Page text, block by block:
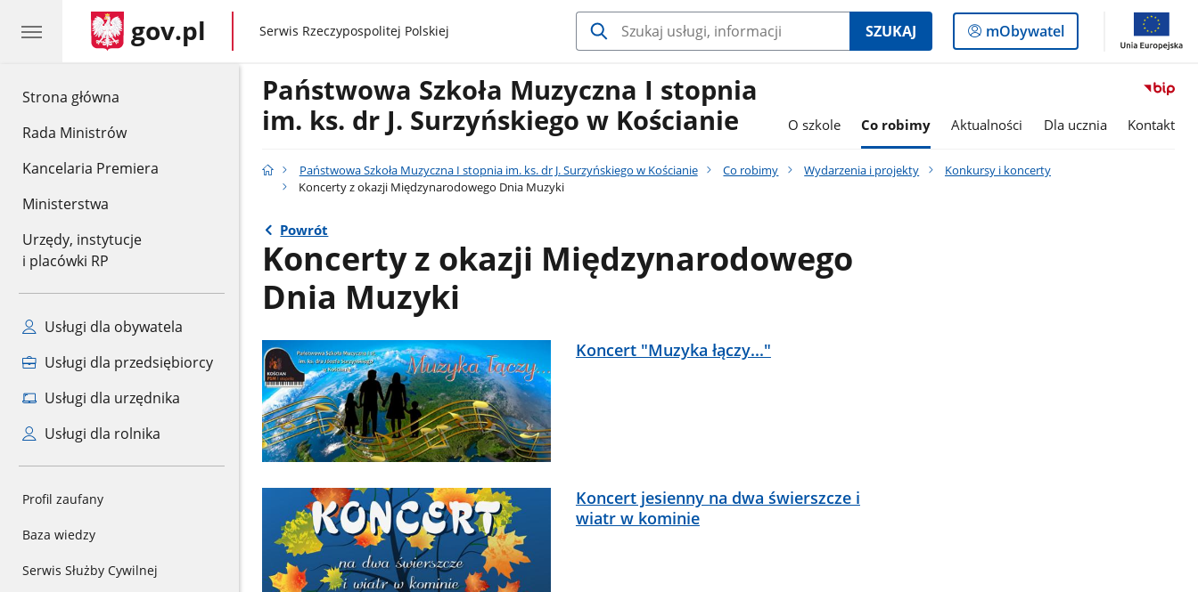
Strona główna
Rada Ministrów
Kancelaria Premiera
Ministerstwa
Urzędy, instytucje
i placówki RP
Usługi dla obywatela
Usługi dla przedsiębiorcy
Usługi dla urzędnika
Usługi dla rolnika
Profil zaufany
Baza wiedzy
Serwis Służby Cywilnej
gov.pl gov.pl
Serwis Rzeczypospolitej Polskiej SZUKAJ
Logowanie
do
mObywatel
Państwowa Szkoła Muzyczna I stopnia
im. ks. dr J. Surzyńskiego w Kościanie
O szkole Co robimy Aktualności Dla ucznia Kontakt
Państwowa Szkoła Muzyczna I stopnia im. ks. dr J. Surzyńskiego w Kościanie Co robimy Wydarzenia i projekty
Konkursy i koncerty
Koncerty z okazji Międzynarodowego Dnia Muzyki
Powrót
Koncerty z okazji Międzynarodowego
Dnia Muzyki
Koncert "Muzyka łączy..."
Koncert jesienny na dwa świerszcze i
wiatr w kominie